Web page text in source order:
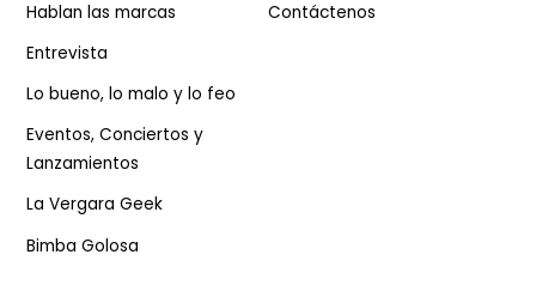
Hablan las marcas
Entrevista
Lo bueno, lo malo y lo feo
Eventos, Conciertos y
Lanzamientos
La Vergara Geek
Bimba Golosa
Contáctenos